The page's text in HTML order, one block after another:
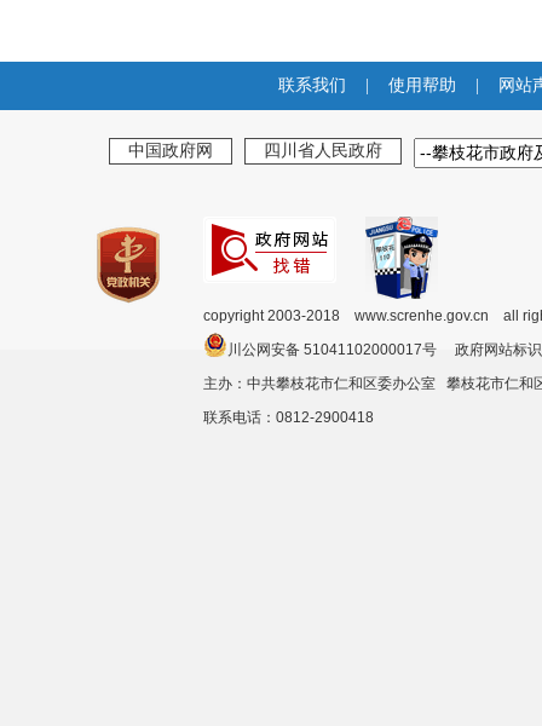
联系我们 使用帮助 网站
中国政府网 四川省人民政府
copyright 2003-2018 www.screnhe.gov.cn all
川公网安备 51041102000017号 政府网站
主办：中共攀枝花市仁和区委办公室 攀枝花市仁
联系电话：0812-2900418